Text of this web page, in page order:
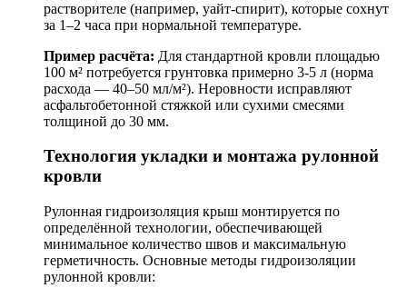
растворителе (например, уайт-спирит), которые сохнут
за 1–2 часа при нормальной температуре.
Пример расчёта: Для стандартной кровли площадью
100 м² потребуется грунтовка примерно 3-5 л (норма
расхода — 40–50 мл/м²). Неровности исправляют
асфальтобетонной стяжкой или сухими смесями
толщиной до 30 мм.
Технология укладки и монтажа рулонной
кровли
Рулонная гидроизоляция крыш монтируется по
определённой технологии, обеспечивающей
минимальное количество швов и максимальную
герметичность. Основные методы гидроизоляции
рулонной кровли: